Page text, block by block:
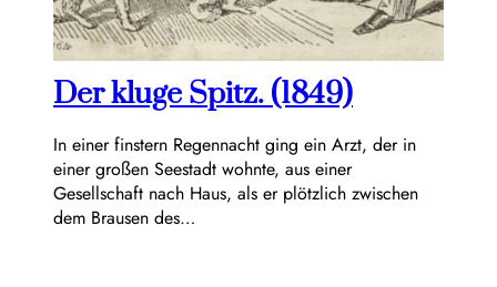
Der kluge Spitz. (1849)
In einer finstern Regennacht ging ein Arzt, der in
einer großen Seestadt wohnte, aus einer
Gesellschaft nach Haus, als er plötzlich zwischen
dem Brausen des…